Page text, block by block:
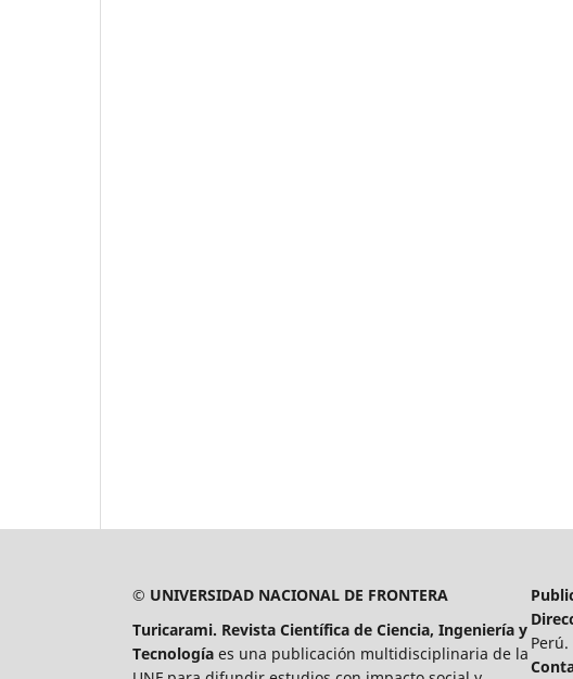
© UNIVERSIDAD NACIONAL DE FRONTERA
Turicarami. Revista Científica de Ciencia, Ingeniería y
Tecnología es una publicación multidisciplinaria de la
Perú.